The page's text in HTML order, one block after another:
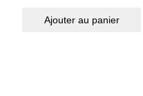
Ajouter au panier